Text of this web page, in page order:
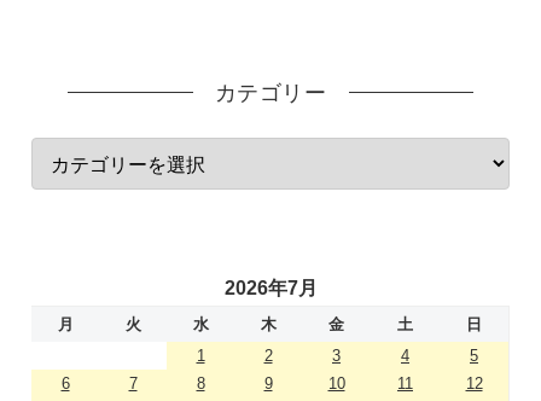
カテゴリー
2026年7月
月 火 水 木 金 土
日
1
2 3 4
5
6
7 8 9 10 11
12